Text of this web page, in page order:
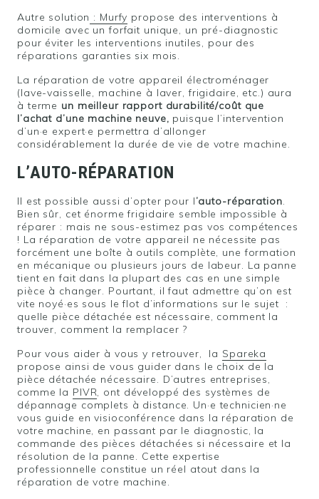
Autre solution : Murfy propose des interventions à
domicile avec un forfait unique, un pré-diagnostic
pour éviter les interventions inutiles, pour des
réparations garanties six mois.
La réparation de votre appareil électroménager
(lave-vaisselle, machine à laver, frigidaire, etc.) aura
à terme un meilleur rapport durabilité/coût que
l’achat d’une machine neuve, puisque l’intervention
d’un·e expert·e permettra d’allonger
considérablement la durée de vie de votre machine.
L’AUTO-RÉPARATION
Il est possible aussi d’opter pour l’auto-réparation.
Bien sûr, cet énorme frigidaire semble impossible à
réparer : mais ne sous-estimez pas vos compétences
! La réparation de votre appareil ne nécessite pas
forcément une boîte à outils complète, une formation
en mécanique ou plusieurs jours de labeur. La panne
tient en fait dans la plupart des cas en une simple
pièce à changer. Pourtant, il faut admettre qu’on est
vite noyé·es sous le flot d’informations sur le sujet :
quelle pièce détachée est nécessaire, comment la
trouver, comment la remplacer ?
Pour vous aider à vous y retrouver, la Spareka
propose ainsi de vous guider dans le choix de la
pièce détachée nécessaire. D’autres entreprises,
comme la PIVR, ont développé des systèmes de
dépannage complets à distance. Un·e technicien·ne
vous guide en visioconférence dans la réparation de
votre machine, en passant par le diagnostic, la
commande des pièces détachées si nécessaire et la
résolution de la panne. Cette expertise
professionnelle constitue un réel atout dans la
réparation de votre machine.